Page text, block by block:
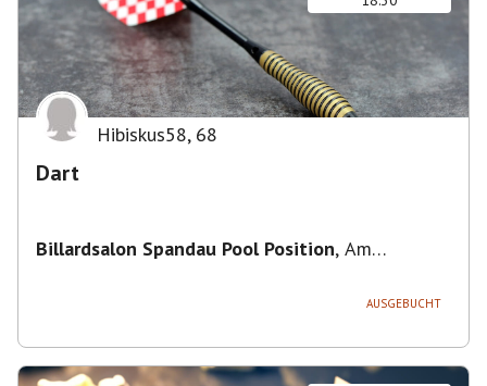
Hibiskus58, 68
Dart
Billardsalon Spandau Pool Position, Am
AUSGEBUCHT